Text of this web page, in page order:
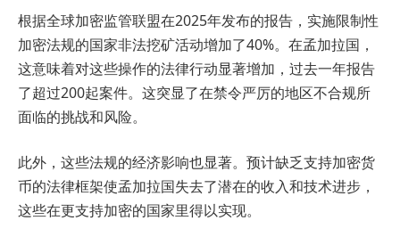
根据全球加密监管联盟在2025年发布的报告，实施限制性
加密法规的国家非法挖矿活动增加了40%。在孟加拉国，
这意味着对这些操作的法律行动显著增加，过去一年报告
了超过200起案件。这突显了在禁令严厉的地区不合规所
面临的挑战和风险。
此外，这些法规的经济影响也显著。预计缺乏支持加密货
币的法律框架使孟加拉国失去了潜在的收入和技术进步，
这些在更支持加密的国家里得以实现。